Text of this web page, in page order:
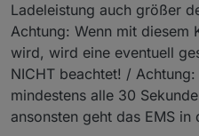
Ladeleistung auch größer
Achtung: Wenn mit diesem
wird, wird eine eventuell
NICHT beachtet! /
mindestens alle 30
ansonsten geht das EMS